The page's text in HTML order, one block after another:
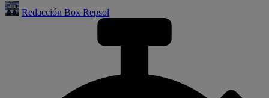
Redacción Box Repsol